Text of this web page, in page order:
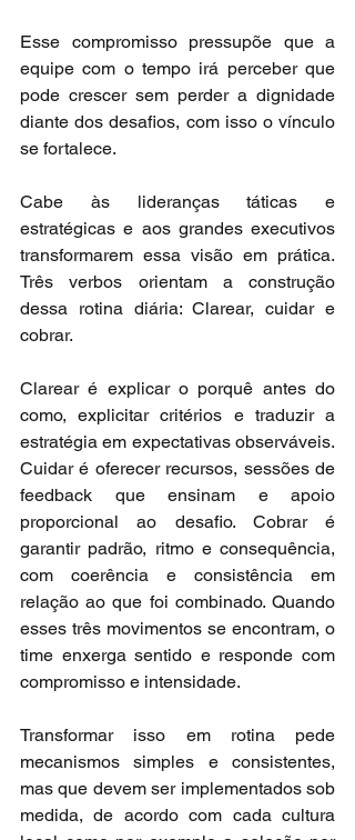
Esse compromisso pressupõe que a
equipe com o tempo irá perceber que
pode crescer sem perder a dignidade
diante dos desafios, com isso o vínculo
se fortalece.
Cabe às lideranças táticas e
estratégicas e aos grandes executivos
transformarem essa visão em prática.
Três verbos orientam a construção
dessa rotina diária: Clarear, cuidar e
cobrar.
Clarear é explicar o porquê antes do
como, explicitar critérios e traduzir a
estratégia em expectativas observáveis.
Cuidar é oferecer recursos, sessões de
feedback que ensinam e apoio
proporcional ao desafio. Cobrar é
garantir padrão, ritmo e consequência,
com coerência e consistência em
relação ao que foi combinado. Quando
esses três movimentos se encontram, o
time enxerga sentido e responde com
compromisso e intensidade.
Transformar isso em rotina pede
mecanismos simples e consistentes,
mas que devem ser implementados sob
medida, de acordo com cada cultura